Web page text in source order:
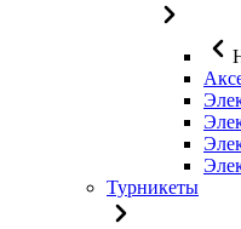
Турникеты